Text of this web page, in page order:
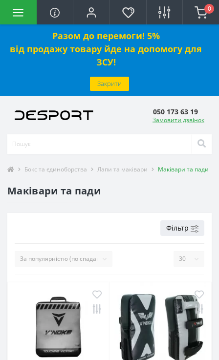
Разом до перемоги! 5%
від продажу товару йде на допомогу для
ЗСУ!
Закрити
0
050 173 63 19
Замовити дзвінок
Бокс та єдиноборства Лапи та маківари Маківари та пади
Маківари та пади
Фільтр